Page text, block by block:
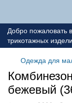
Добро пожаловать
трикотажных
Одежда для
бежевый